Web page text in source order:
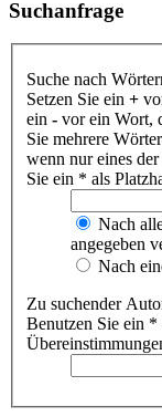
Suchanfrage
Suche nach
Setzen Sie ein +
ein - vor ein Wort,
Sie mehrere
wenn nur eines
Sie ein * als
Nach
angegeben
Nach
Zu suchender
Benutzen Sie ein